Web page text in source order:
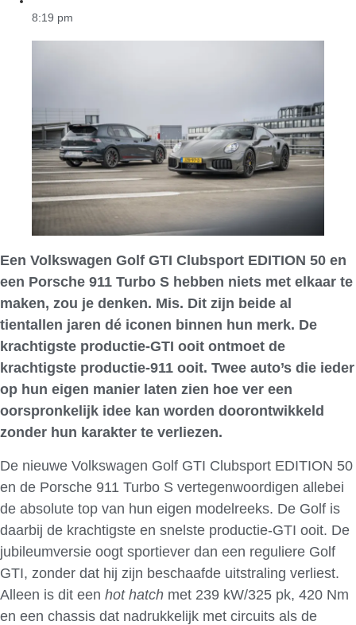
8:19 pm
Een Volkswagen Golf GTI Clubsport EDITION 50 en
een Porsche 911 Turbo S hebben niets met elkaar te
maken, zou je denken. Mis. Dit zijn beide al
tientallen jaren dé iconen binnen hun merk. De
krachtigste productie-GTI ooit ontmoet de
krachtigste productie-911 ooit. Twee auto’s die ieder
op hun eigen manier laten zien hoe ver een
oorspronkelijk idee kan worden doorontwikkeld
zonder hun karakter te verliezen.
De nieuwe Volkswagen Golf GTI Clubsport EDITION 50
en de Porsche 911 Turbo S vertegenwoordigen allebei
de absolute top van hun eigen modelreeks. De Golf is
daarbij de krachtigste en snelste productie-GTI ooit. De
jubileumversie oogt sportiever dan een reguliere Golf
GTI, zonder dat hij zijn beschaafde uitstraling verliest.
Alleen is dit een hot hatch met 239 kW/325 pk, 420 Nm
en een chassis dat nadrukkelijk met circuits als de